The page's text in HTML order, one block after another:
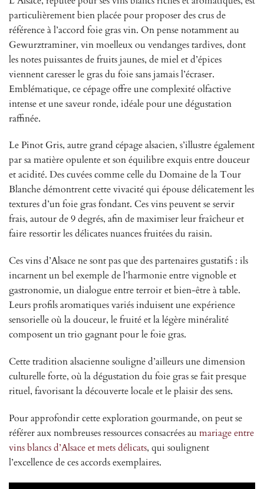
particulièrement bien placée pour proposer des crus de
référence à l’accord foie gras vin. On pense notamment au
Gewurztraminer, vin moelleux ou vendanges tardives, dont
les notes puissantes de fruits jaunes, de miel et d’épices
viennent caresser le gras du foie sans jamais l’écraser.
Emblématique, ce cépage offre une complexité olfactive
intense et une saveur ronde, idéale pour une dégustation
raffinée.
Le Pinot Gris, autre grand cépage alsacien, s’illustre également
par sa matière opulente et son équilibre exquis entre douceur
et acidité. Des cuvées comme celle du Domaine de la Tour
Blanche démontrent cette vivacité qui épouse délicatement les
textures d’un foie gras fondant. Ces vins peuvent se servir
frais, autour de 9 degrés, afin de maximiser leur fraîcheur et
faire ressortir les délicates nuances fruitées du raisin.
Ces vins d’Alsace ne sont pas que des partenaires gustatifs : ils
incarnent un bel exemple de l’harmonie entre vignoble et
gastronomie, un dialogue entre terroir et bien-être à table.
Leurs profils aromatiques variés induisent une expérience
sensorielle où la douceur, le fruité et la légère minéralité
composent un trio gagnant pour le foie gras.
Cette tradition alsacienne souligne d’ailleurs une dimension
culturelle forte, où la dégustation du foie gras se fait presque
rituel, favorisant la découverte locale et le plaisir des sens.
Pour approfondir cette exploration gourmande, on peut se
référer aux nombreuses ressources consacrées au mariage entre
vins blancs d’Alsace et mets délicats, qui soulignent
l’excellence de ces accords exemplaires.